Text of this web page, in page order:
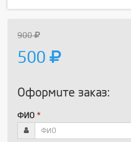
900
500
Оформите заказ:
ФИО *